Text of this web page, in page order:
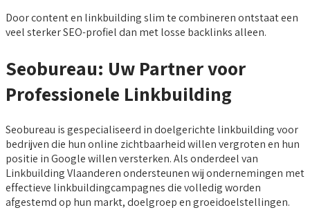
Door content en linkbuilding slim te combineren ontstaat een
veel sterker SEO-profiel dan met losse backlinks alleen.
Seobureau: Uw Partner voor
Professionele Linkbuilding
Seobureau is gespecialiseerd in doelgerichte linkbuilding voor
bedrijven die hun online zichtbaarheid willen vergroten en hun
positie in Google willen versterken. Als onderdeel van
Linkbuilding Vlaanderen ondersteunen wij ondernemingen met
effectieve linkbuildingcampagnes die volledig worden
afgestemd op hun markt, doelgroep en groeidoelstellingen.